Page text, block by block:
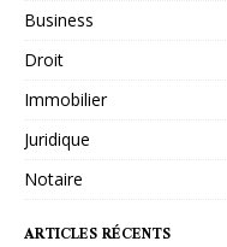
Business
Droit
Immobilier
Juridique
Notaire
ARTICLES RÉCENTS